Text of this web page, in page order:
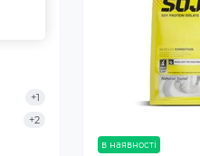
+1
+2
в наявності